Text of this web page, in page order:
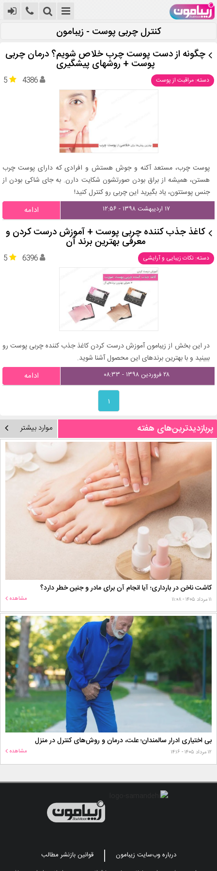
کنترل چربی پوست - زیبامون
چگونه از دست پوست چرب خلاص شویم؟ درمان چربی
پوست + روشهای پیشگیری
دسته: مراقبت از پوست 5 4386
پوست چرب، مستعد آکنه و جوش هستش و افرادی که دارای پوست چرب
هستن، همیشه از براق بودن صورتشون شکایت دارن. به جای شاکی بودن از
جنس پوستتون، یاد بگیرید این چربی رو کنترل کنید!
۱۷ اردیبهشت ۱۳۹۸ - ۱۲:۵۶ ادامه
کاغذ جذب کننده چربی پوست + آموزش درست کردن و
معرفی بهترین برند آن
دسته: نکات زیبایی و آرایشی 5 6396
در این بخش از زیبامون آموزش درست کردن کاغذ جذب کننده چربی پوست رو
ببینید و با بهترین برندهای این محصول آشنا شوید.
۲۸ فروردین ۱۳۹۸ - ۰۸:۳۳ ادامه
۱
پربازدیدترین‌های هفته موارد بیشتر
کاشت ناخن در بارداری؛ آیا انجام آن برای مادر و جنین خطر دارد؟
۱۱ مرداد ۱۴۰۵ - ۱۱:۰۸ مشاهده
بی اختیاری ادرار سالمندان؛ علت، درمان و روش‌های کنترل در منزل
۱۲ مرداد ۱۴۰۵ - ۱۴:۱۶ مشاهده
درباره وب‌سایت زیبامون
قوانین بازنشر مطالب